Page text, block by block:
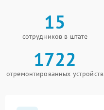
15
сотрудников в штате
1722
отремонтированных устройств